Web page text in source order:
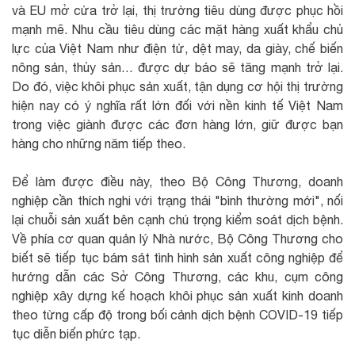
và EU mở cửa trở lại, thị trường tiêu dùng được phục hồi
mạnh mẽ. Nhu cầu tiêu dùng các mặt hàng xuất khẩu chủ
lực của Việt Nam như điện tử, dệt may, da giày, chế biến
nông sản, thủy sản… được dự báo sẽ tăng mạnh trở lại.
Do đó, việc khôi phục sản xuất, tận dụng cơ hội thị trường
hiện nay có ý nghĩa rất lớn đối với nền kinh tế Việt Nam
trong việc giành được các đơn hàng lớn, giữ được bạn
hàng cho những năm tiếp theo.
Để làm được điều này, theo Bộ Công Thương, doanh
nghiệp cần thích nghi với trạng thái "bình thường mới", nối
lại chuỗi sản xuất bên cạnh chú trọng kiểm soát dịch bệnh.
Về phía cơ quan quản lý Nhà nước, Bộ Công Thương cho
biết sẽ tiếp tục bám sát tình hình sản xuất công nghiệp để
hướng dẫn các Sở Công Thương, các khu, cụm công
nghiệp xây dựng kế hoạch khôi phục sản xuất kinh doanh
theo từng cấp độ trong bối cảnh dịch bệnh COVID-19 tiếp
tục diễn biến phức tạp.